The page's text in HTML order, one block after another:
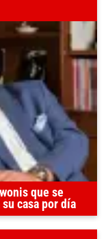
que se
casa por día